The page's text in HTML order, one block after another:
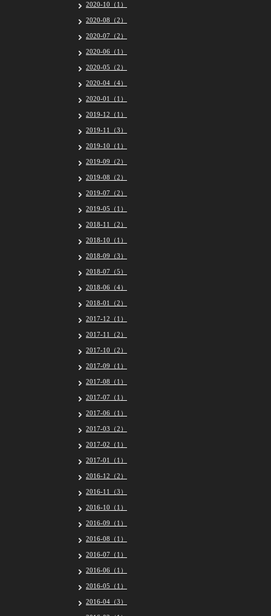
2020-10（1）
2020-08（2）
2020-07（2）
2020-06（1）
2020-05（2）
2020-04（4）
2020-01（1）
2019-12（1）
2019-11（3）
2019-10（1）
2019-09（2）
2019-08（2）
2019-07（2）
2019-05（1）
2018-11（2）
2018-10（1）
2018-09（3）
2018-07（5）
2018-06（4）
2018-01（2）
2017-12（1）
2017-11（2）
2017-10（2）
2017-09（1）
2017-08（1）
2017-07（1）
2017-06（1）
2017-03（2）
2017-02（1）
2017-01（1）
2016-12（2）
2016-11（3）
2016-10（1）
2016-09（1）
2016-08（1）
2016-07（1）
2016-06（1）
2016-05（1）
2016-04（3）